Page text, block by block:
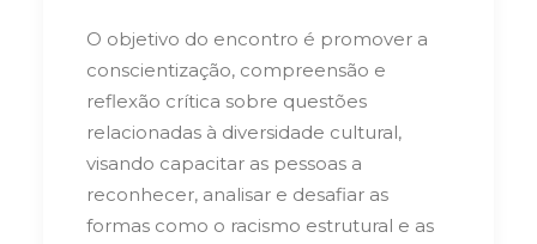
O objetivo do encontro é promover a
conscientização, compreensão e
reflexão crítica sobre questões
relacionadas à diversidade cultural,
visando capacitar as pessoas a
reconhecer, analisar e desafiar as
formas como o racismo estrutural e as